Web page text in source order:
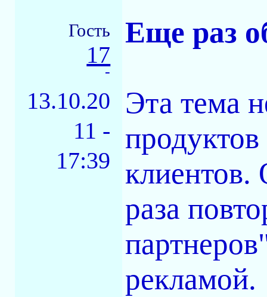
Гость
17
-
13.10.20
11 -
17:39
Еще раз
Эта тема
клиентов.
раза
рекламой.